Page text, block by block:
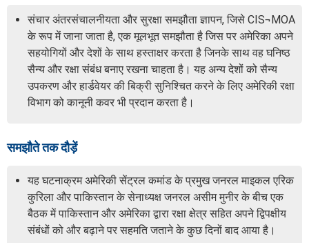
संचार अंतरसंचालनीयता और सुरक्षा समझौता ज्ञापन, जिसे CIS¬MOA
के रूप में जाना जाता है, एक मूलभूत समझौता है जिस पर अमेरिका अपने
सहयोगियों और देशों के साथ हस्ताक्षर करता है जिनके साथ वह घनिष्ठ
सैन्य और रक्षा संबंध बनाए रखना चाहता है। यह अन्य देशों को सैन्य
उपकरण और हार्डवेयर की बिक्री सुनिश्चित करने के लिए अमेरिकी रक्षा
विभाग को कानूनी कवर भी प्रदान करता है।
समझौते तक दौड़ें
यह घटनाक्रम अमेरिकी सेंट्रल कमांड के प्रमुख जनरल माइकल एरिक
कुरिला और पाकिस्तान के सेनाध्यक्ष जनरल असीम मुनीर के बीच एक
बैठक में पाकिस्तान और अमेरिका द्वारा रक्षा क्षेत्र सहित अपने द्विपक्षीय
संबंधों को और बढ़ाने पर सहमति जताने के कुछ दिनों बाद आया है।